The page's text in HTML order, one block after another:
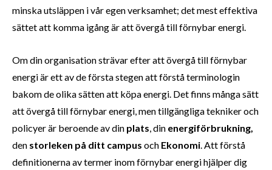
minska utsläppen i vår egen verksamhet; det mest effektiva
sättet att komma igång är att övergå till förnybar energi.
Om din organisation strävar efter att övergå till förnybar
energi är ett av de första stegen att förstå terminologin
bakom de olika sätten att köpa energi. Det finns många sätt
att övergå till förnybar energi, men tillgängliga tekniker och
policyer är beroende av din plats, din energiförbrukning,
den storleken på ditt campus och Ekonomi. Att förstå
definitionerna av termer inom förnybar energi hjälper dig